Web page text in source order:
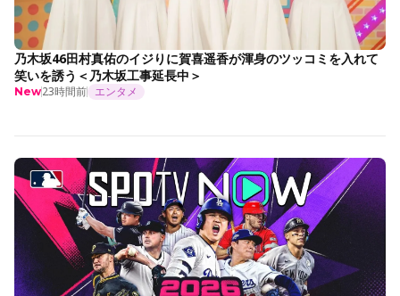
乃木坂46田村真佑のイジりに賀喜遥香が渾身のツッコミを入れて
笑いを誘う＜乃木坂工事延長中＞
New23時間前 エンタメ